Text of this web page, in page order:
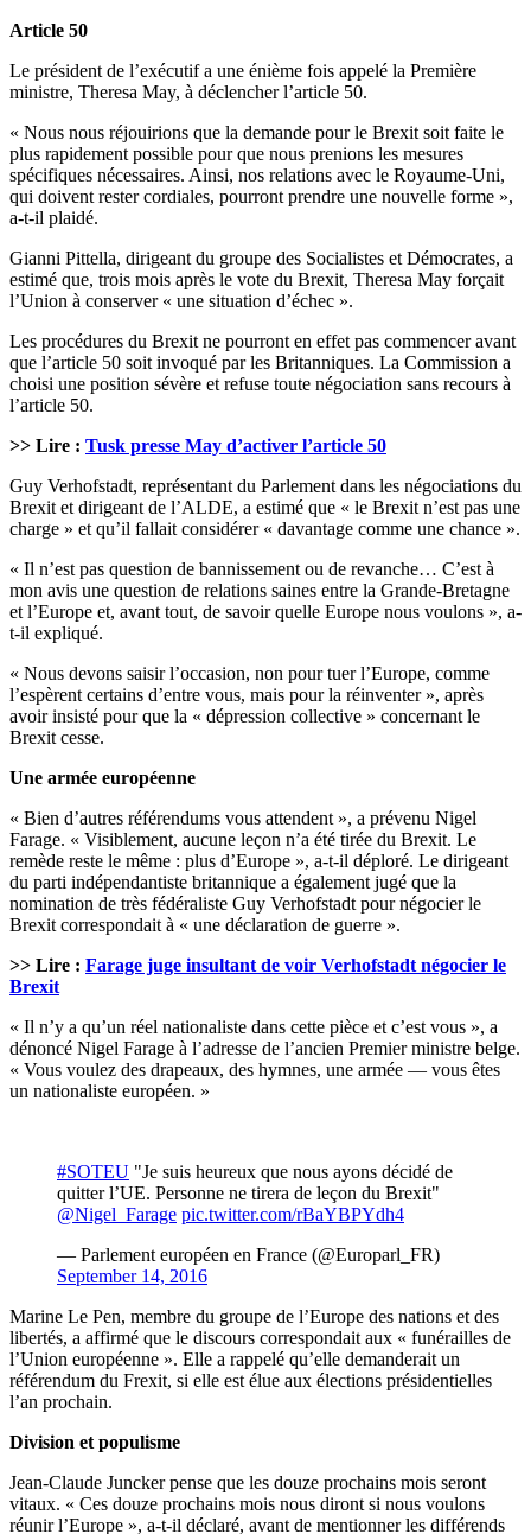
Article 50
Le président de l’exécutif a une énième fois appelé la Première
ministre, Theresa May, à déclencher l’article 50.
« Nous nous réjouirions que la demande pour le Brexit soit faite le
plus rapidement possible pour que nous prenions les mesures
spécifiques nécessaires. Ainsi, nos relations avec le Royaume-Uni,
qui doivent rester cordiales, pourront prendre une nouvelle forme »,
a-t-il plaidé.
Gianni Pittella, dirigeant du groupe des Socialistes et Démocrates, a
estimé que, trois mois après le vote du Brexit, Theresa May forçait
l’Union à conserver « une situation d’échec ».
Les procédures du Brexit ne pourront en effet pas commencer avant
que l’article 50 soit invoqué par les Britanniques. La Commission a
choisi une position sévère et refuse toute négociation sans recours à
l’article 50.
>> Lire : Tusk presse May d’activer l’article 50
Guy Verhofstadt, représentant du Parlement dans les négociations du
Brexit et dirigeant de l’ALDE, a estimé que « le Brexit n’est pas une
charge » et qu’il fallait considérer « davantage comme une chance ».
« Il n’est pas question de bannissement ou de revanche… C’est à
mon avis une question de relations saines entre la Grande-Bretagne
et l’Europe et, avant tout, de savoir quelle Europe nous voulons », a-
t-il expliqué.
« Nous devons saisir l’occasion, non pour tuer l’Europe, comme
l’espèrent certains d’entre vous, mais pour la réinventer », après
avoir insisté pour que la « dépression collective » concernant le
Brexit cesse.
Une armée européenne
« Bien d’autres référendums vous attendent », a prévenu Nigel
Farage. « Visiblement, aucune leçon n’a été tirée du Brexit. Le
remède reste le même : plus d’Europe », a-t-il déploré. Le dirigeant
du parti indépendantiste britannique a également jugé que la
nomination de très fédéraliste Guy Verhofstadt pour négocier le
Brexit correspondait à « une déclaration de guerre ».
>> Lire : Farage juge insultant de voir Verhofstadt négocier le
Brexit
« Il n’y a qu’un réel nationaliste dans cette pièce et c’est vous », a
dénoncé Nigel Farage à l’adresse de l’ancien Premier ministre belge.
« Vous voulez des drapeaux, des hymnes, une armée — vous êtes
un nationaliste européen. »
#SOTEU "Je suis heureux que nous ayons décidé de
quitter l’UE. Personne ne tirera de leçon du Brexit"
@Nigel_Farage pic.twitter.com/rBaYBPYdh4
— Parlement européen en France (@Europarl_FR)
September 14, 2016
Marine Le Pen, membre du groupe de l’Europe des nations et des
libertés, a affirmé que le discours correspondait aux « funérailles de
l’Union européenne ». Elle a rappelé qu’elle demanderait un
référendum du Frexit, si elle est élue aux élections présidentielles
l’an prochain.
Division et populisme
Jean-Claude Juncker pense que les douze prochains mois seront
vitaux. « Ces douze prochains mois nous diront si nous voulons
réunir l’Europe », a-t-il déclaré, avant de mentionner les différends